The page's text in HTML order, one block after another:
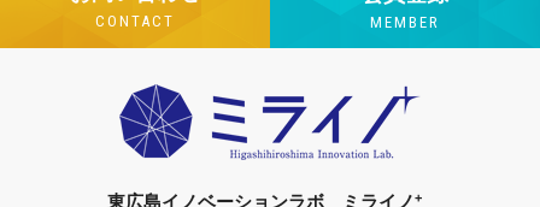
CONTACT MEMBER
東広島イノベーションラボ ミライノ+